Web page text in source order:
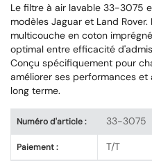
Le filtre à air lavable 33-3075
modèles Jaguar et Land
multicouche en coton
optimal entre efficacité
Conçu spécifiquement pour
améliorer ses performances
long terme.
Numéro d'article : 33-3075
Paiement : T/T